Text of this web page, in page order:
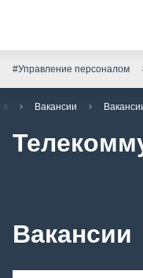
#Управление персоналом
Вакансии
Вакансии